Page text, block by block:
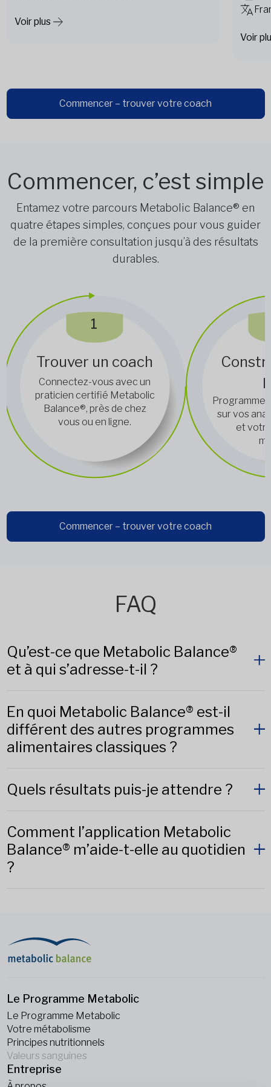
Voir plus
Voir
Commencer – trouver votre coach
Commencer, c’est simple
Entamez votre parcours Metabolic Balance® en
quatre étapes simples, conçues pour vous guider
de la première consultation jusqu’à des résultats
durables.
1
Trouver un coach
Connectez-vous avec un
praticien certifié Metabolic
Balance®, près de chez
vous ou en ligne.
Programme
sur vos
et
Commencer – trouver votre coach
FAQ
Qu’est-ce que Metabolic Balance®
et à qui s’adresse-t-il ?
En quoi Metabolic Balance® est-il
différent des autres programmes
alimentaires classiques ?
Quels résultats puis-je attendre ?
Comment l’application Metabolic
Balance® m’aide-t-elle au quotidien
?
Le Programme Metabolic
Le Programme Metabolic
Votre métabolisme
Principes nutritionnels
Valeurs sanguines
Entreprise